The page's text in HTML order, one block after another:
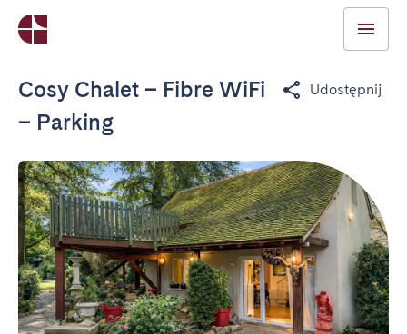
Cosy Chalet – Fibre WiFi
– Parking
Udostępnij